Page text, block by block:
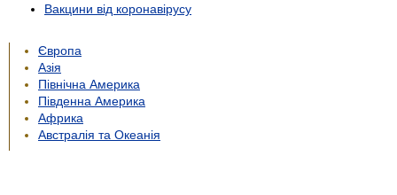
Вакцини від коронавірусу
Європа
Азія
Північна Америка
Південна Америка
Африка
Австралія та Океанія